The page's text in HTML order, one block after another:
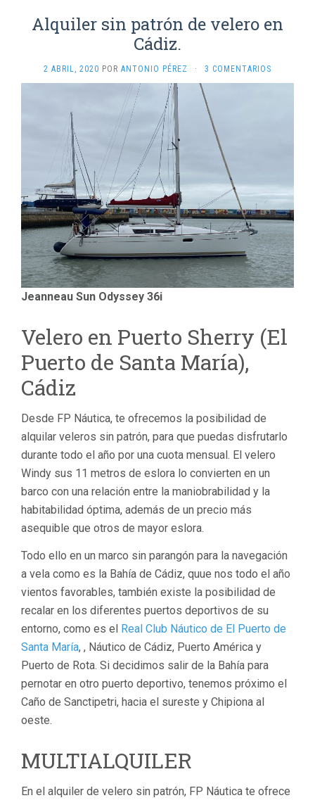
Alquiler sin patrón de velero en
Cádiz.
2 ABRIL, 2020 POR ANTONIO PÉREZ · 3 COMENTARIOS
Jeanneau Sun Odyssey 36i
Velero en Puerto Sherry (El
Puerto de Santa María),
Cádiz
Desde FP Náutica, te ofrecemos la posibilidad de
alquilar veleros sin patrón, para que puedas disfrutarlo
durante todo el año por una cuota mensual. El velero
Windy sus 11 metros de eslora lo convierten en un
barco con una relación entre la maniobrabilidad y la
habitabilidad óptima, además de un precio más
asequible que otros de mayor eslora.
Todo ello en un marco sin parangón para la navegación
a vela como es la Bahía de Cádiz, quue nos todo el año
vientos favorables, también existe la posibilidad de
recalar en los diferentes puertos deportivos de su
entorno, como es el Real Club Náutico de El Puerto de
Santa María, , Náutico de Cádiz, Puerto América y
Puerto de Rota. Si decidimos salir de la Bahía para
pernotar en otro puerto deportivo, tenemos próximo el
Caño de Sanctipetri, hacia el sureste y Chipiona al
oeste.
MULTIALQUILER
En el alquiler de velero sin patrón, FP Náutica te ofrece